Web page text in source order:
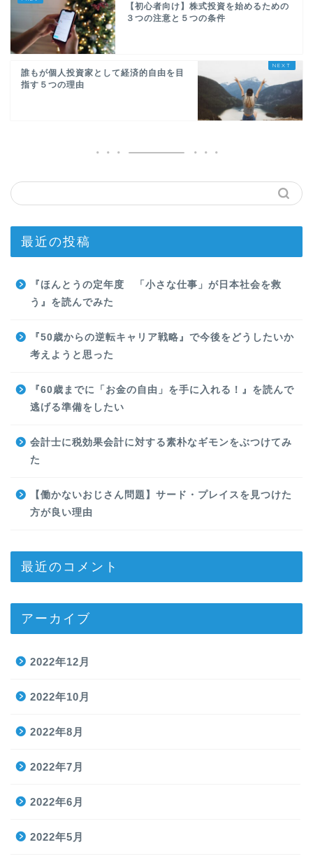
【初心者向け】株式投資を始めるための
３つの注意と５つの条件
誰もが個人投資家として経済的自由を目
指す５つの理由
最近の投稿
『ほんとうの定年度 「小さな仕事」が日本社会を救
う』を読んでみた
『50歳からの逆転キャリア戦略』で今後をどうしたいか
考えようと思った
『60歳までに「お金の自由」を手に入れる！』を読んで
逃げる準備をしたい
会計士に税効果会計に対する素朴なギモンをぶつけてみ
た
【働かないおじさん問題】サード・プレイスを見つけた
方が良い理由
最近のコメント
アーカイブ
2022年12月
2022年10月
2022年8月
2022年7月
2022年6月
2022年5月